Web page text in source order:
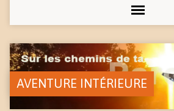
AVENTURE INTÉRIEURE